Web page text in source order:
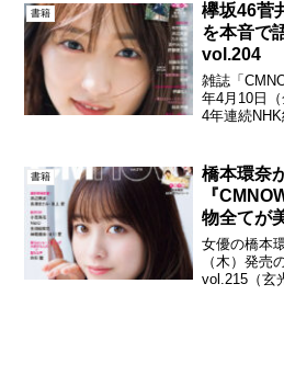
に、久間田
ゃんが突然
書籍
欅坂46菅
を本音で
vol.204
雑誌「
年4月10日
4年連続
に続き、本
書籍
橋本環奈
『
物全てが
女優の橋本
（木）発売
vol.215（玄